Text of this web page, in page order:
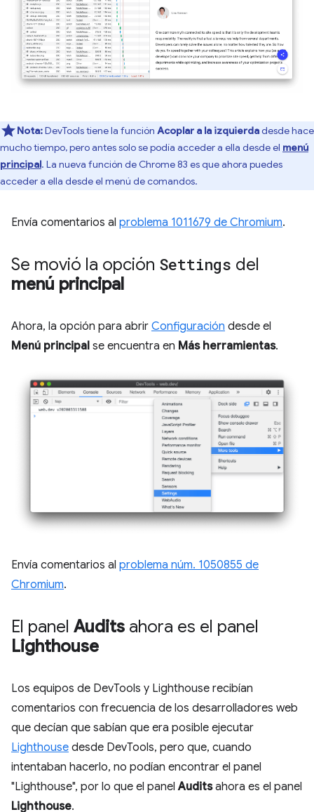
Nota:DevTools tiene la función Acoplar a la izquierdadesde hace
mucho tiempo, pero antes solo se podía acceder a ella desde el menú
principal. La nueva función de Chrome 83 es que ahora puedes
acceder a ella desde el menú de comandos.
Envía comentarios al problema 1011679 de Chromium.
Se movió la opción Settings del
menú principal
Ahora, la opción para abrir Configuración desde el
Menú principal se encuentra en Más herramientas.
Envía comentarios al problema núm. 1050855 de
Chromium.
El panel Audits ahora es el panel
Lighthouse
Los equipos de DevTools y Lighthouse recibían
comentarios con frecuencia de los desarrolladores web
que decían que sabían que era posible ejecutar
Lighthouse desde DevTools, pero que, cuando
intentaban hacerlo, no podían encontrar el panel
"Lighthouse", por lo que el panelAuditsahora es el panel
Lighthouse.